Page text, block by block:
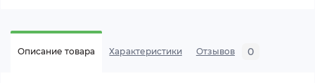
Описание товара Характеристики Отзывов 0